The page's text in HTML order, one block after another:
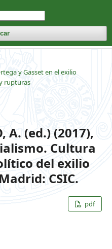
y Gasset en el exilio
rupturas
A. (ed.) (2017),
Cultura
del exilio
CSIC.
pdf